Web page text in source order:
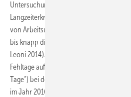
Untersuchungen anhand von
Langzeiterkrankungen zwar nur einen
von Arbeitsunfähigkeit ausmachen, in der
bis knapp die Hälfte an Fehlzeiten
Leoni 2014). Auch im rheinland-
Fehltage aufgrund von
Tage“) bei den Bediensteten knapp ein
im Jahr 2016 aus (Letzel et al. 2017).